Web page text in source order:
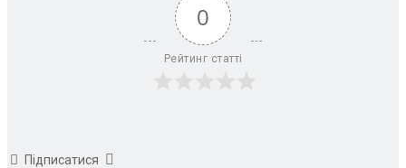
0
Рейтинг статті
Підписатися